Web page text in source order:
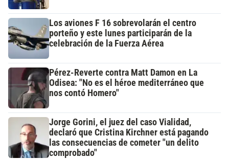
Los aviones F 16 sobrevolarán el centro
porteño y este lunes participarán de la
celebración de la Fuerza Aérea
Pérez-Reverte contra Matt Damon en La
Odisea: "No es el héroe mediterráneo que
nos contó Homero"
Jorge Gorini, el juez del caso Vialidad,
declaró que Cristina Kirchner está pagando
las consecuencias de cometer "un delito
comprobado"